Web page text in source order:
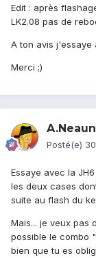
Edit : après
LK2.08 pas de
A ton avis j'essaye
Merci ;)
Posté(e)
Essaye avec la
les deux cases
suite au flash du
Mais... je veux pas
possible le combo
bien que tu es